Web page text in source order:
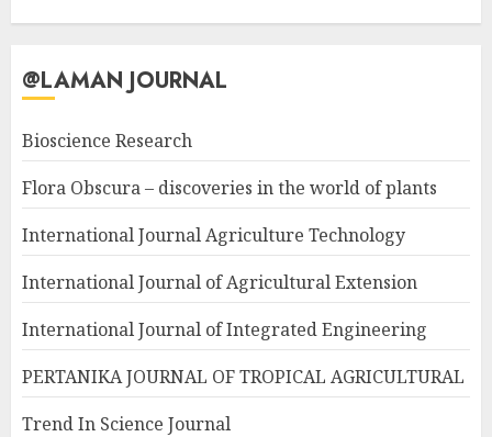
@LAMAN JOURNAL
Bioscience Research
Flora Obscura – discoveries in the world of plants
International Journal Agriculture Technology
International Journal of Agricultural Extension
International Journal of Integrated Engineering
PERTANIKA JOURNAL OF TROPICAL AGRICULTURAL
Trend In Science Journal